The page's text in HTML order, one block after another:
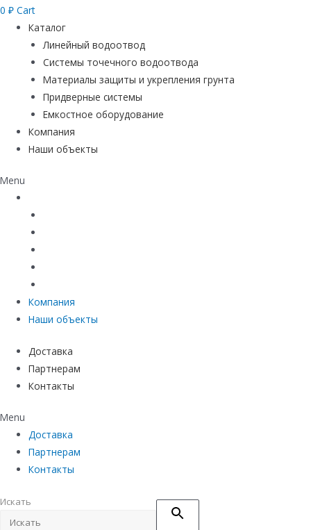
0 ₽ Cart
Каталог
Линейный водоотвод
Системы точечного водоотвода
Материалы защиты и укрепления грунта
Придверные системы
Емкостное оборудование
Компания
Наши объекты
Menu
Компания
Наши объекты
Доставка
Партнерам
Контакты
Menu
Доставка
Партнерам
Контакты
Искать